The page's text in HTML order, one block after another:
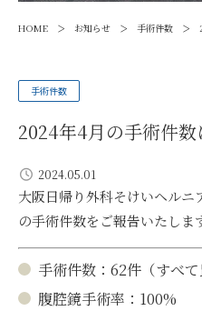
HOME > お知らせ > 手術件数 >
手術件数
2024年4月の手術件数
2024.05.01
大阪日帰り外科そけいヘルニ
の手術件数をご報告いたしま
手術件数：62件（すべて
腹腔鏡手術率：100%